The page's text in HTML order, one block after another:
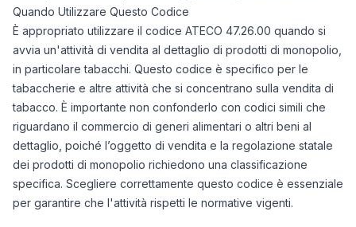
Quando Utilizzare Questo Codice
È appropriato utilizzare il codice ATECO 47.26.00 quando si
avvia un'attività di vendita al dettaglio di prodotti di monopolio,
in particolare tabacchi. Questo codice è specifico per le
tabaccherie e altre attività che si concentrano sulla vendita di
tabacco. È importante non confonderlo con codici simili che
riguardano il commercio di generi alimentari o altri beni al
dettaglio, poiché l’oggetto di vendita e la regolazione statale
dei prodotti di monopolio richiedono una classificazione
specifica. Scegliere correttamente questo codice è essenziale
per garantire che l'attività rispetti le normative vigenti.